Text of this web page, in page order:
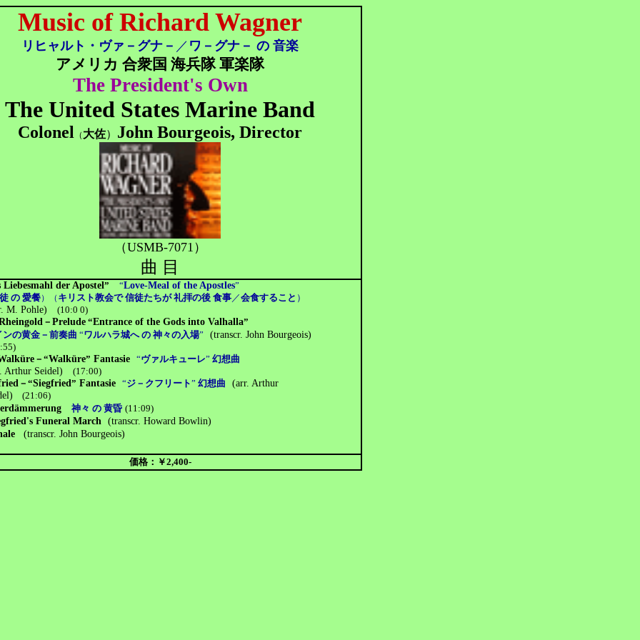
Music of Richard Wagner
リヒャルト・ヴァ－グナ－ ／ ワ－グナ－ の 音楽
アメリカ 合衆国 海兵隊 軍楽隊
The President's Own
The United States Marine Band
Colonel （ 大佐） John Bourgeois, Director
（USMB-7071）
曲 目
Liebesmahl der Apostel” “Love-Meal of the Apostles”
の 愛餐）（ キリスト教会で 信徒たちが 礼拝の後 食事／会食すること ）
M. Pohle)(10:0 0)
－Prelude “Entrance of the Gods into Valhalla”
ンの黄金－前奏曲“ワルハラ城へ の 神々の入場”
(transcr. John Bourgeois)
－“Walküre” Fantasie “ヴァルキューレ”幻想曲
Arthur Seidel)(17:00)
－“Siegfried” Fantasie “ジ－クフリート”幻想曲
(arr. Arthur
(21:06)
神々 の 黄昏 (11:09)
Funeral March
(transcr. Howard Bowlin)
(transcr. John Bourgeois)
価格：￥2,400-